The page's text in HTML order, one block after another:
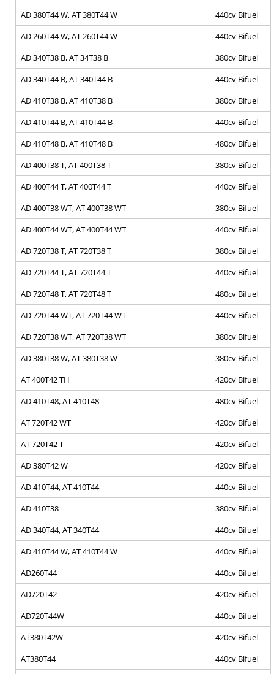
AD 380T44 W, AT 380T44 W
440cv Bifuel
AD 260T44 W, AT 260T44 W
440cv Bifuel
AD 340T38 B, AT 34T38 B
380cv Bifuel
AD 340T44 B, AT 340T44 B
440cv Bifuel
AD 410T38 B, AT 410T38 B
380cv Bifuel
AD 410T44 B, AT 410T44 B
440cv Bifuel
AD 410T48 B, AT 410T48 B
480cv Bifuel
AD 400T38 T, AT 400T38 T
380cv Bifuel
AD 400T44 T, AT 400T44 T
440cv Bifuel
AD 400T38 WT, AT 400T38 WT
380cv Bifuel
AD 400T44 WT, AT 400T44 WT
440cv Bifuel
AD 720T38 T, AT 720T38 T
380cv Bifuel
AD 720T44 T, AT 720T44 T
440cv Bifuel
AD 720T48 T, AT 720T48 T
480cv Bifuel
AD 720T44 WT, AT 720T44 WT
440cv Bifuel
AD 720T38 WT, AT 720T38 WT
380cv Bifuel
AD 380T38 W, AT 380T38 W
380cv Bifuel
AT 400T42 TH
420cv Bifuel
AD 410T48, AT 410T48
480cv Bifuel
AT 720T42 WT
420cv Bifuel
AT 720T42 T
420cv Bifuel
AD 380T42 W
420cv Bifuel
AD 410T44, AT 410T44
440cv Bifuel
AD 410T38
380cv Bifuel
AD 340T44, AT 340T44
440cv Bifuel
AD 410T44 W, AT 410T44 W
440cv Bifuel
AD260T44
440cv Bifuel
AD720T42
420cv Bifuel
AD720T44W
440cv Bifuel
AT380T42W
420cv Bifuel
AT380T44
440cv Bifuel